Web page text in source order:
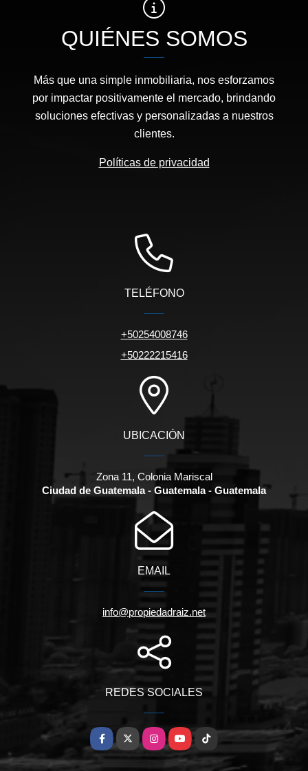
QUIÉNES SOMOS
Más que una simple inmobiliaria, nos esforzamos
por impactar positivamente el mercado, brindando
soluciones efectivas y personalizadas a nuestros
clientes.
Políticas de privacidad
TELÉFONO
+50254008746
+50222215416
UBICACIÓN
Zona 11, Colonia Mariscal
Ciudad de Guatemala - Guatemala - Guatemala
EMAIL
info@propiedadraiz.net
REDES SOCIALES
Facebook
X InstagramYouTubeTikTok